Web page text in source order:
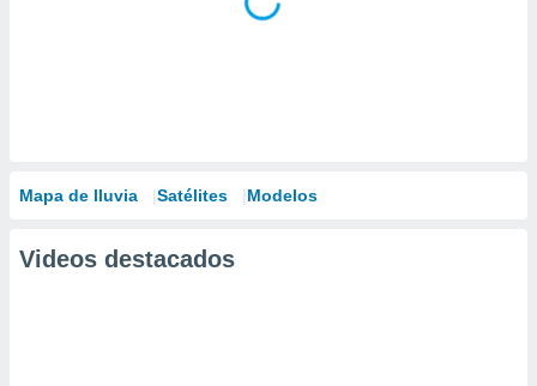
Mapa de lluvia Satélites Modelos
Videos destacados